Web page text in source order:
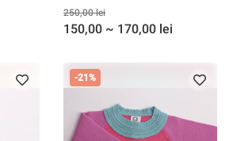
250,00 lei
150,00 ~ 170,00 lei
-21%